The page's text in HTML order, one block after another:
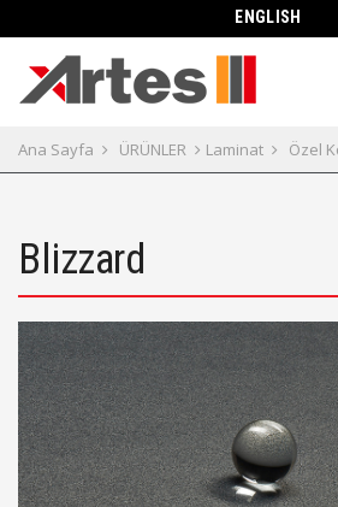
ENGLISH
Ana Sayfa ÜRÜNLER Laminat Özel
Blizzard